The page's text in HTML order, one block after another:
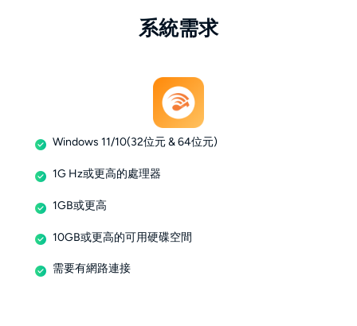
系統需求
Windows 11/10(32位元 & 64位元)
1G Hz或更高的處理器
1GB或更高
10GB或更高的可用硬碟空間
需要有網路連接